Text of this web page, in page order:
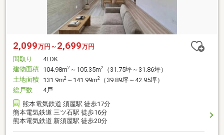
2,099万円～ 2,699万円
間取り
4LDK
建物面積 104.98m2 ～105.35m2
（31.75坪～31.86坪）
土地面積 131.9m2 ～141.99m2
（39.89坪～42.95坪）
総戸数
4戸
熊本電気鉄道 須屋駅 徒歩17分
熊本電気鉄道 三ツ石駅 徒歩16分
熊本電気鉄道 新須屋駅 徒歩20分